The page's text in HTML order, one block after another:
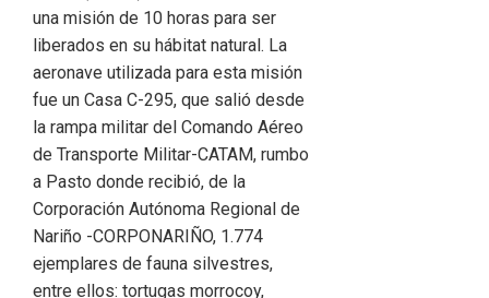
una misión de 10 horas para ser
liberados en su hábitat natural. La
aeronave utilizada para esta misión
fue un Casa C-295, que salió desde
la rampa militar del Comando Aéreo
de Transporte Militar-CATAM, rumbo
a Pasto donde recibió, de la
Corporación Autónoma Regional de
Nariño -CORPONARIÑO, 1.774
ejemplares de fauna silvestres,
entre ellos: tortugas morrocoy,